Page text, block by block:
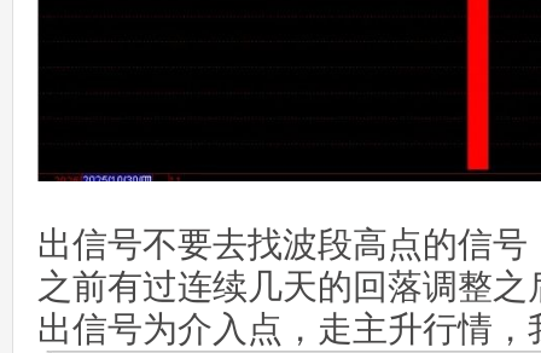
出信号不要去找波段高点的信
之前有过连续几天的回落调整
出信号为介入点，走主升行情，